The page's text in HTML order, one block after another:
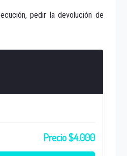
pedir la devolución de
Precio $4.000